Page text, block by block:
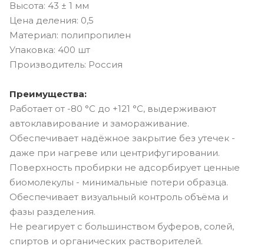
Высота: 43 ± 1 мм
Цена деления: 0,5
Материал: полипропилен
Упаковка: 400 шт
Производитель: Россия
Преимущества:
Работает от -80 °C до +121 °C, выдерживают
автоклавирование и замораживание.
Обеспечивает надёжное закрытие без утечек -
даже при нагреве или центрифугировании.
Поверхность пробирки не адсорбирует ценные
биомолекулы - минимальные потери образца.
Обеспечивает визуальный контроль объёма и
фазы разделения.
Не реагирует с большинством буферов, солей,
спиртов и органических растворителей.